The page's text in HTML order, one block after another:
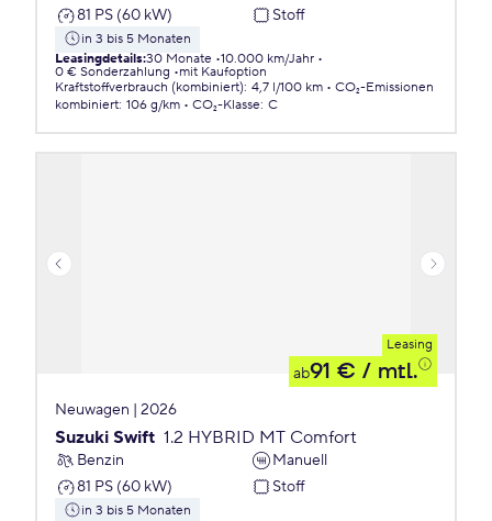
81 PS (60 kW)
Stoff
in 3 bis 5 Monaten
Leasingdetails:30 Monate 10.000 km/Jahr
0 € Sonderzahlung
mit Kaufoption
Kraftstoffverbrauch (kombiniert): 4,7 l/100 km
CO₂-Emissionen
kombiniert: 106 g/km CO₂-Klasse: C
Leasing
ab91 € / mtl.
Neuwagen | 2026
Suzuki Swift 1.2 HYBRID MT Comfort
Benzin
Manuell
81 PS (60 kW)
Stoff
in 3 bis 5 Monaten